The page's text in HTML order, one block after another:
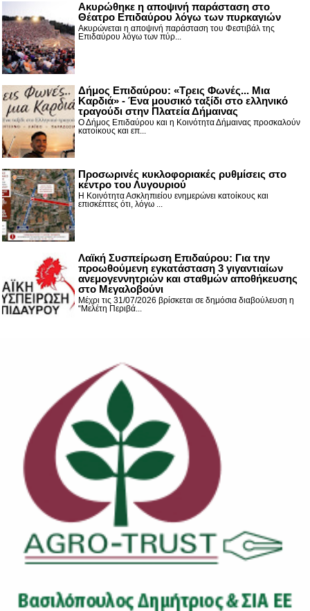
Ακυρώθηκε η αποψινή παράσταση στο
Θέατρο Επιδαύρου λόγω των πυρκαγιών
Ακυρώνεται η αποψινή παράσταση του Φεστιβάλ της
Επιδαύρου λόγω των πύρ...
Δήμος Επιδαύρου: «Τρεις Φωνές... Μια
Καρδιά» - Ένα μουσικό ταξίδι στο ελληνικό
τραγούδι στην Πλατεία Δήμαινας
Ο Δήμος Επιδαύρου και η Κοινότητα Δήμαινας προσκαλούν
κατοίκους και επ...
Προσωρινές κυκλοφοριακές ρυθμίσεις στο
κέντρο του Λυγουριού
Η Κοινότητα Ασκληπιείου ενημερώνει κατοίκους και
επισκέπτες ότι, λόγω ...
Λαϊκή Συσπείρωση Επιδαύρου: Για την
προωθούμενη εγκατάσταση 3 γιγαντιαίων
ανεμογεννητριών και σταθμών αποθήκευσης
στο Μεγαλοβούνι
Μέχρι τις 31/07/2026 βρίσκεται σε δημόσια διαβούλευση η
“Μελέτη Περιβά...